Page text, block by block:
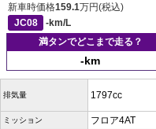
新車時価格159.1万円(税込)
JC08
-km/L
満タンでどこまで走る？
-km
排気量 1797cc
ミッション フロア4AT